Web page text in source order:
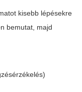
kisebb lépésekre
bemutat, majd